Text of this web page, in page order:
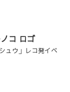
コ ロゴ
ュウ」レコ発イベ